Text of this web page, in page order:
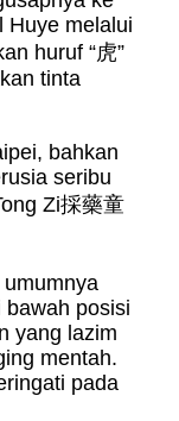
Huye melalui
huruf “虎”
tinta
bahkan
seribu
Zi採藥童
posisi
yang lazim
mentah.
pada